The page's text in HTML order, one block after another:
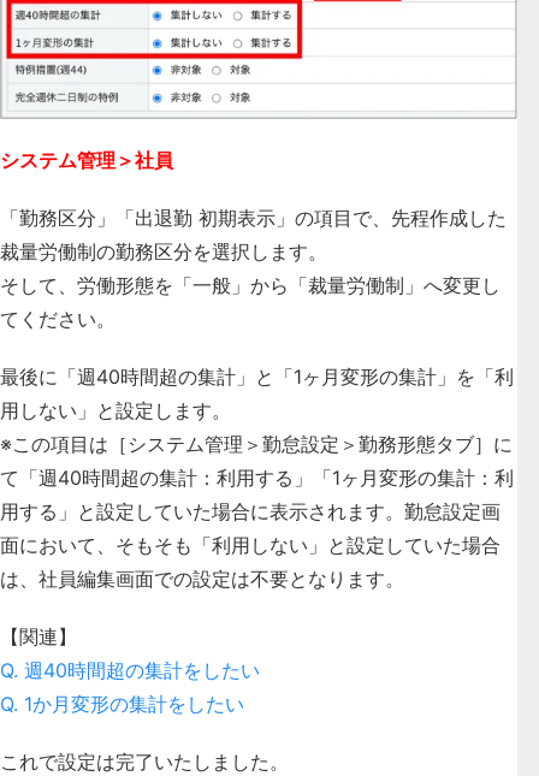
システム管理＞社員
「勤務区分」「出退勤 初期表示」の項目で、先程作成した
裁量労働制の勤務区分を選択します。
そして、労働形態を「一般」から 「裁量労働制」 へ変更し
てください。
最後に「週40時間超の集計」と「1ヶ月変形の集計」を「利
用しない」と設定します。
※この項目は［システム管理＞勤怠設定＞勤務形態タブ］に
て「週40時間超の集計：利用する」「1ヶ月変形の集計：利
用する」と設定していた場合に表示されます。勤怠設定画
面において、そもそも「利用しない」と設定していた場合
は、社員編集画面での設定は不要となります。
【関連】
Q. 週40時間超の集計をしたい
Q. 1か月変形の集計をしたい
これで設定は完了いたしました。